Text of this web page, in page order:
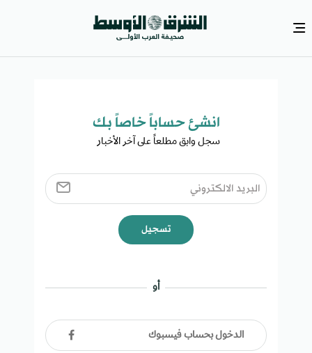
انشئ حساباً خاصاً بك​
سجل وابق مطلعاً على آخر الأخبار ​
تسجيل
أو
الدخول بحساب فيسبوك